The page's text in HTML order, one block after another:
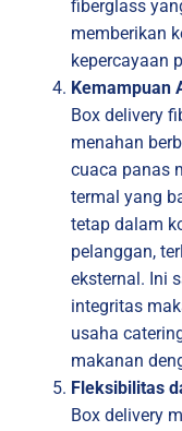
fiberglass
memberikan
kepercayaan
Kemampuan
Box delivery
menahan
cuaca panas
termal yang
tetap dalam
pelanggan,
eksternal. Ini
integritas
usaha
makanan
Fleksibilitas
Box delivery